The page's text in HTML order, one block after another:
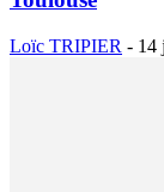
Loïc TRIPIER - 14